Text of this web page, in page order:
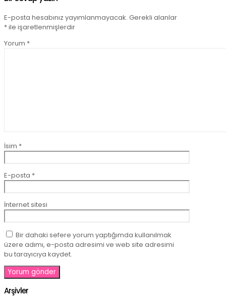
E-posta hesabınız yayımlanmayacak. Gerekli alanlar
*ile işaretlenmişlerdir
Yorum *
İsim *
E-posta *
İnternet sitesi
Bir dahaki sefere yorum yaptığımda kullanılmak
üzere adımı, e-posta adresimi ve web site adresimi
bu tarayıcıya kaydet.
Arşivler